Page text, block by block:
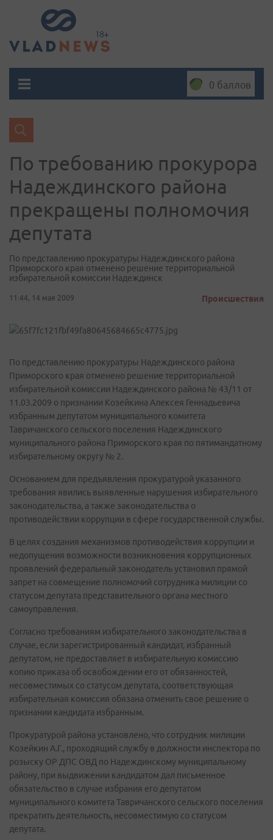
0 баллов
По требованию прокурора
Надеждинского района
прекращены полномочия
депутата
По представлению прокуратуры Надеждинского района
Приморского края отменено решение территориальной
избирательной комиссии Надеждинск
11:44, 14 мая 2009 Происшествия
По представлению прокуратуры Надеждинского района
Приморского края отменено решение территориальной
избирательной комиссии Надеждинского района № 43/11 от
11.03.2009 о признании Козейкина Алексея Геннадьевича
избранным депутатом муниципального комитета
Тавричанского сельского поселения Надеждинского
муниципального района Приморского края по пятимандатному
избирательному округу № 2.
Основанием для предъявления прокуратурой указанного
требования явились выявленные нарушения избирательного
законодательства, а также законодательства о
противодействии коррупции в сфере государственной службы.
В целях создания механизмов противодействия коррупции и
недопущения возможности возникновения коррупционных
проявлений федеральный законодатель установил прямой
запрет на совмещение полномочий сотрудника милиции со
статусом депутата представительного органа местного
самоуправления.
Согласно требованиям избирательного законодательства в
случае, если зарегистрированный кандидат, избранный
депутатом, не предоставляет в избирательную комиссию
копию приказа об освобождении его от обязанностей,
несовместимых со статусом депутата, соответствующая
избирательная комиссия обязана отменить свое решение о
признании кандидата избранным.
Прокуратурой района установлено, что сотрудник милиции
Козейкин А.Г., проходящий службу в должности инспектора по
розыску ОР ДПС ОВД по Надеждинскому муниципальному
району, при выдвижении кандидатом дал письменное
обязательство в случае избрания его депутатом
муниципального комитета Тавричанского сельского поселения
прекратить деятельность, несовместимую со статусом
депутата.